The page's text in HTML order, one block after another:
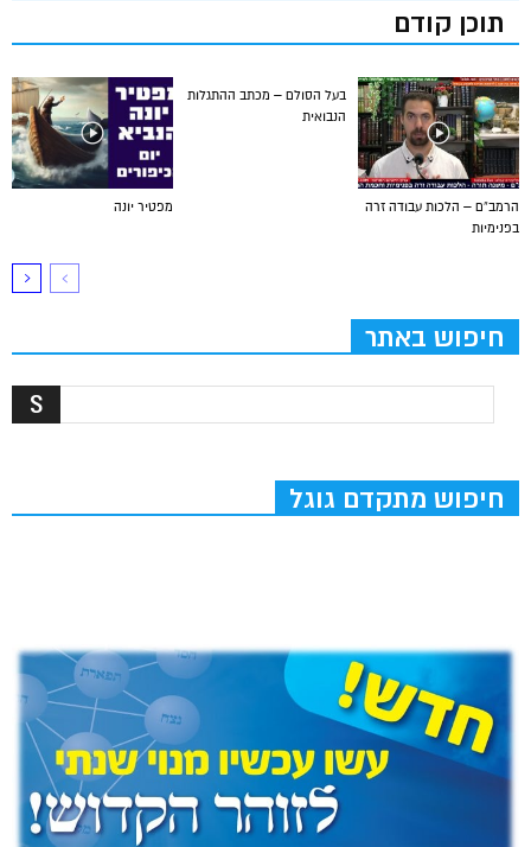
תוכן קודם
מפטיר יונה
בעל הסולם – מכתב ההתגלות
הנבואית
הרמב”ם – הלכות עבודה זרה
בפנימיות
חיפוש באתר
חיפוש מתקדם גוגל